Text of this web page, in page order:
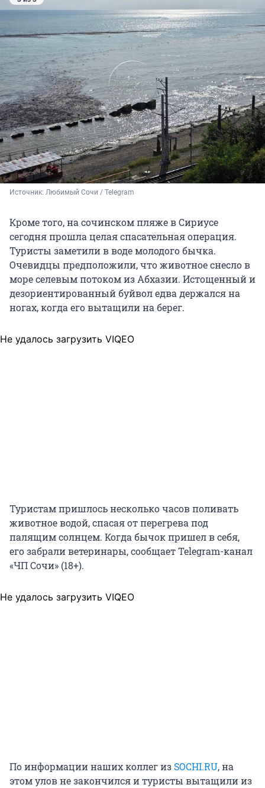
Источник: Любимый Сочи / Telegram
Кроме того, на сочинском пляже в Сириусе
сегодня прошла целая спасательная операция.
Туристы заметили в воде молодого бычка.
Очевидцы предположили, что животное снесло в
море селевым потоком из Абхазии. Истощенный и
дезориентированный буйвол едва держался на
ногах, когда его вытащили на берег.
Не удалось загрузить VIQEO
Туристам пришлось несколько часов поливать
животное водой, спасая от перегрева под
палящим солнцем. Когда бычок пришел в себя,
его забрали ветеринары, сообщает Telegram-канал
«ЧП Сочи» (18+).
Не удалось загрузить VIQEO
По информации наших коллег из SOCHI.RU, на
этом улов не закончился и туристы вытащили из